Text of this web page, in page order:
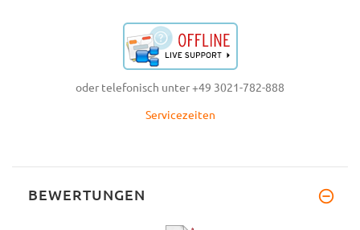
oder telefonisch unter +49 3021-782-888
Servicezeiten
BEWERTUNGEN